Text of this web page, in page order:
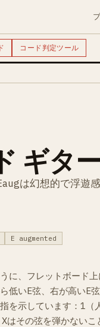
コード判定ツール
ギタ
は幻想的で浮遊
E augmented
に、フレットボード
低いE弦、右が高いE
を示しています：1（
はその弦を弾かないこ